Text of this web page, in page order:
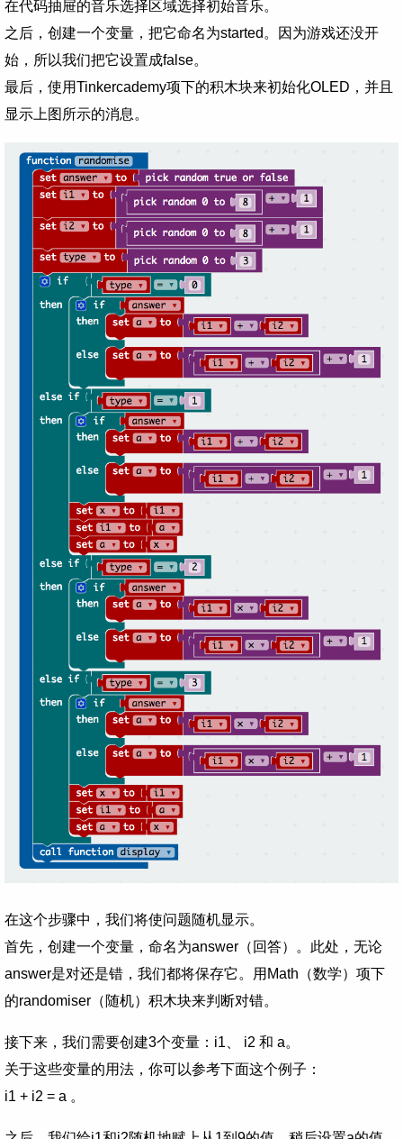
在代码抽屉的音乐选择区域选择初始音乐。
之后，创建一个变量，把它命名为started。因为游戏还没开
始，所以我们把它设置成false。
最后，使用Tinkercademy项下的积木块来初始化OLED，并且
显示上图所示的消息。
在这个步骤中，我们将使问题随机显示。
首先，创建一个变量，命名为answer（回答）。此处，无论
answer是对还是错，我们都将保存它。用Math（数学）项下
的randomiser（随机）积木块来判断对错。
接下来，我们需要创建3个变量：i1、 i2 和 a。
关于这些变量的用法，你可以参考下面这个例子：
i1 + i2 = a 。